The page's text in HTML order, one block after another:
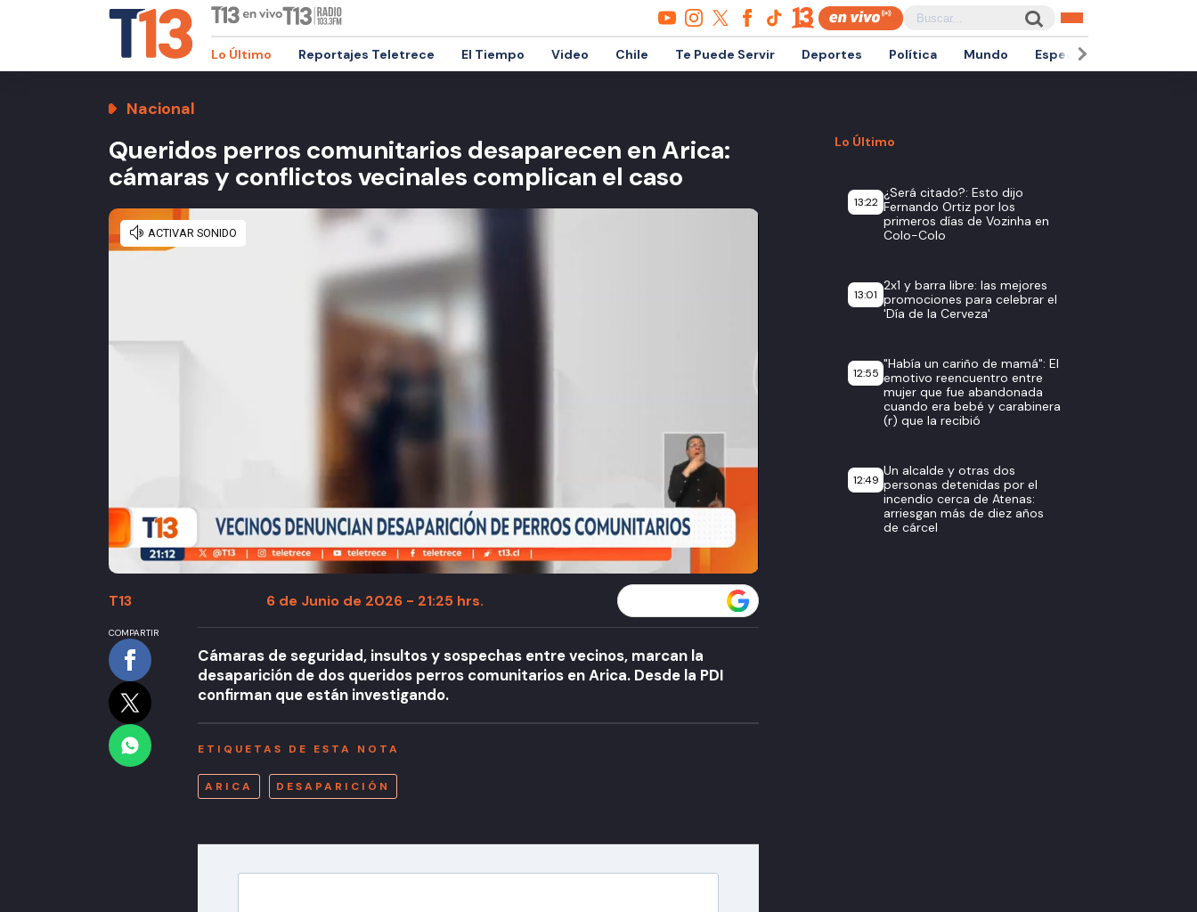
Lo Último Reportajes Teletrece El Tiempo Video Chile Te Puede Servir Deportes Política Mundo Espectáculos
Nacional
Queridos perros comunitarios desaparecen en Arica:
cámaras y conflictos vecinales complican el caso
T13 6 de Junio de 2026 - 21:25 hrs.
COMPARTIR
Cámaras de seguridad, insultos y sospechas entre vecinos, marcan la
desaparición de dos queridos perros comunitarios en Arica. Desde la PDI
confirman que están investigando.
ETIQUETAS DE ESTA NOTA
ARICA DESAPARICIÓN
Lo Último
13:22
¿Será citado?: Esto dijo
Fernando Ortiz por los
primeros días de Vozinha en
Colo-Colo
13:01
2x1 y barra libre: las mejores
promociones para celebrar el
'Día de la Cerveza'
12:55
"Había un cariño de mamá": El
emotivo reencuentro entre
mujer que fue abandonada
cuando era bebé y carabinera
(r) que la recibió
12:49
Un alcalde y otras dos
personas detenidas por el
incendio cerca de Atenas:
arriesgan más de diez años
de cárcel